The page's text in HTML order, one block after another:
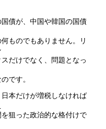
債が、中国や韓国の国債
ものでもありません。リ
だけでなく、問題となっ
です。
本だけが増税しなければ
狙った政治的な格付けで